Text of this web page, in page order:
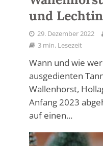
und
29. Dezember 2022
3 min. Lesezeit
Wann und wie
ausgedienten
Wallenhorst,
Anfang 2023
auf einen...